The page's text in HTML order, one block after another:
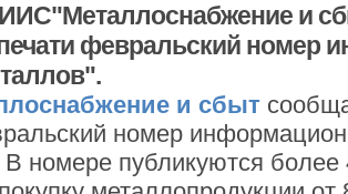
ИИС"Металлоснабжение и
февральский номер
и сбыт
номер
номере публикуются